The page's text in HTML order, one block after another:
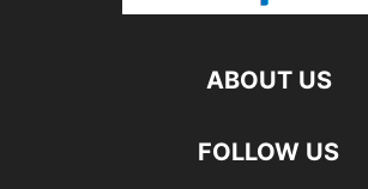
ABOUT US
FOLLOW US